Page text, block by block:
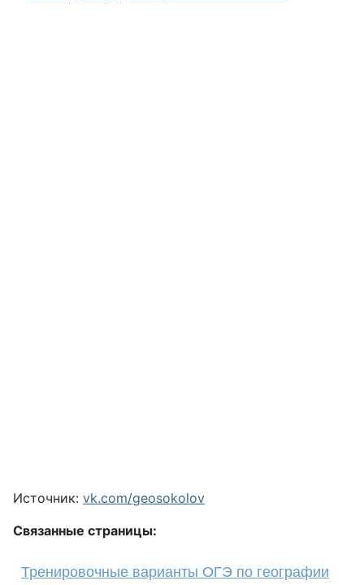
Источник: vk.com/geosokolov
Связанные страницы:
Тренировочные варианты ОГЭ по географии